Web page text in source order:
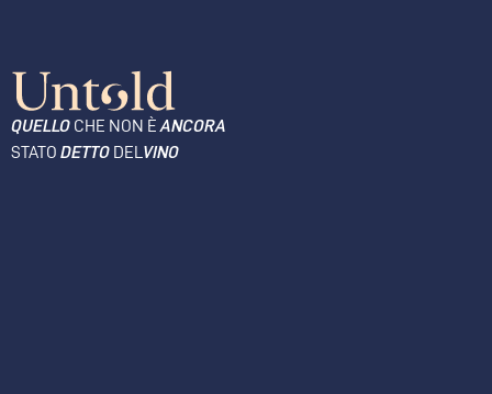
QUELLO CHE NON ÈANCORA
STATO DETTO DELVINO